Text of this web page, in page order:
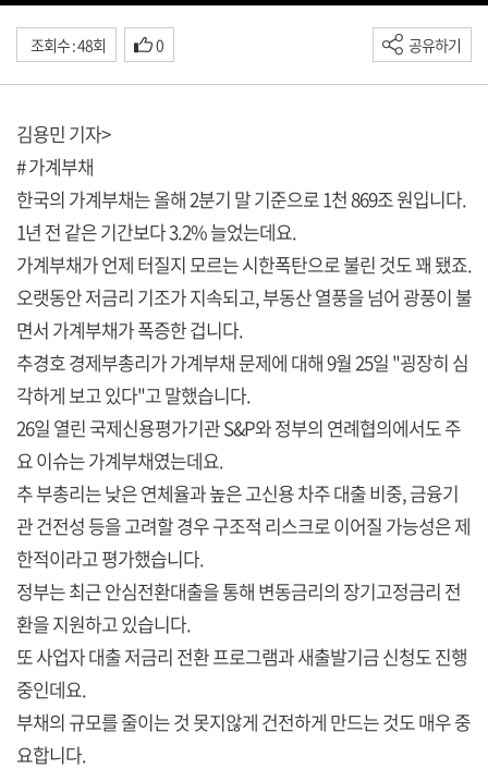
조회수 : 48회 0 공유하기
김용민 기자>
# 가계부채
한국의 가계부채는 올해 2분기 말 기준으로 1천 869조 원입니다.
1년 전 같은 기간보다 3.2% 늘었는데요.
가계부채가 언제 터질지 모르는 시한폭탄으로 불린 것도 꽤 됐죠.
오랫동안 저금리 기조가 지속되고, 부동산 열풍을 넘어 광풍이 불
면서 가계부채가 폭증한 겁니다.
추경호 경제부총리가 가계부채 문제에 대해 9월 25일 "굉장히 심
각하게 보고 있다"고 말했습니다.
26일 열린 국제신용평가기관 S&P와 정부의 연례협의에서도 주
요 이슈는 가계부채였는데요.
추 부총리는 낮은 연체율과 높은 고신용 차주 대출 비중, 금융기
관 건전성 등을 고려할 경우 구조적 리스크로 이어질 가능성은 제
한적이라고 평가했습니다.
정부는 최근 안심전환대출을 통해 변동금리의 장기고정금리 전
환을 지원하고 있습니다.
또 사업자 대출 저금리 전환 프로그램과 새출발기금 신청도 진행
중인데요.
부채의 규모를 줄이는 것 못지않게 건전하게 만드는 것도 매우 중
요합니다.